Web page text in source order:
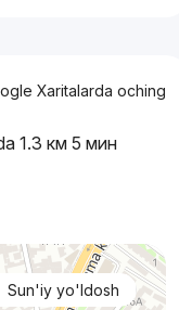
Xaritalarda oching
1.3 км 5 мин
Sun'iy yo'ldosh